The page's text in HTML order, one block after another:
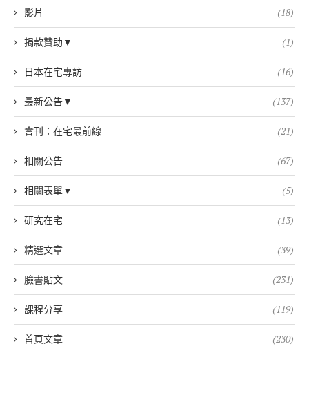
影片 (18)
捐款贊助▼ (1)
日本在宅專訪 (16)
最新公告▼ (137)
會刊：在宅最前線 (21)
相關公告 (67)
相關表單▼ (5)
研究在宅 (13)
精選文章 (39)
臉書貼文 (231)
課程分享 (119)
首頁文章 (230)